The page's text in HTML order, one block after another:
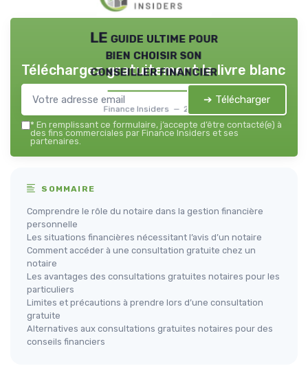
LE guide ultime pour
bien choisir son
conseiller financier
Finance Insiders — 2026
Téléchargez gratuitement le livre blanc
➔ Télécharger
* En remplissant ce formulaire, j’accepte d’être contacté(e) à
des fins commerciales par Finance Insiders et ses
partenaires.
SOMMAIRE
Comprendre le rôle du notaire dans la gestion financière
personnelle
Les situations financières nécessitant l’avis d’un notaire
Comment accéder à une consultation gratuite chez un
notaire
Les avantages des consultations gratuites notaires pour les
particuliers
Limites et précautions à prendre lors d’une consultation
gratuite
Alternatives aux consultations gratuites notaires pour des
conseils financiers